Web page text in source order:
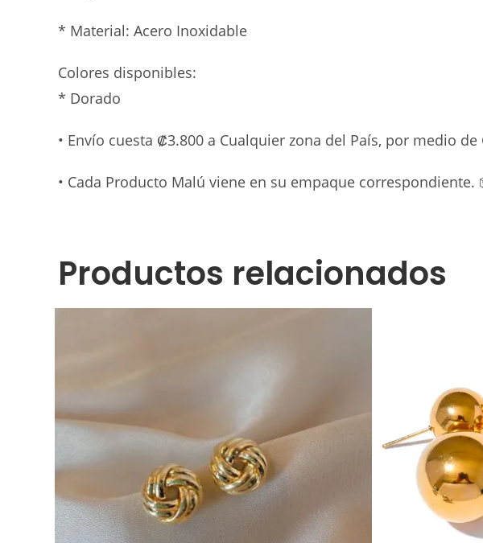
* Material: Acero Inoxidable
Colores disponibles:
* Dorado
• Envío cuesta ₡3.800 a Cualquier zona del País, por medio de
• Cada Producto Malú viene en su empaque correspondiente.
Productos relacionados